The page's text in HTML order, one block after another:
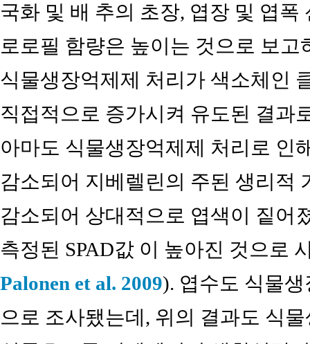
국화 및 배 추의 초장, 엽장 및 엽
로로필 함량은 높이는 것으로 보고
식물생장억제제 처리가 색소체인
직접적으로 증가시켜 유도된 결과
아마도 식물생장억제제 처리로 인
감소되어 지베렐린의 주된 생리적
감소되어 상대적으로 엽색이 짙어
측정된 SPAD값 이 높아진 것으로
Palonen et al. 2009). 엽수도 식물
으로 조사됐는데, 위의 결과도 식